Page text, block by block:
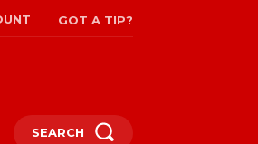
GOT A TIP?
SEARCH